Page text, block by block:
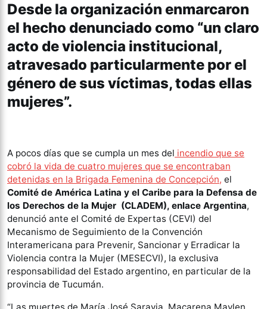
Desde la organización enmarcaron
el hecho denunciado como “un claro
acto de violencia institucional,
atravesado particularmente por el
género de sus víctimas, todas ellas
mujeres”.
A pocos días que se cumpla un mes del incendio que se
cobró la vida de cuatro mujeres que se encontraban
detenidas en la Brigada Femenina de Concepción, el
Comité de América Latina y el Caribe para la Defensa de
los Derechos de la Mujer (CLADEM), enlace Argentina,
denunció ante el Comité de Expertas (CEVI) del
Mecanismo de Seguimiento de la Convención
Interamericana para Prevenir, Sancionar y Erradicar la
Violencia contra la Mujer (MESECVI), la exclusiva
responsabilidad del Estado argentino, en particular de la
provincia de Tucumán.